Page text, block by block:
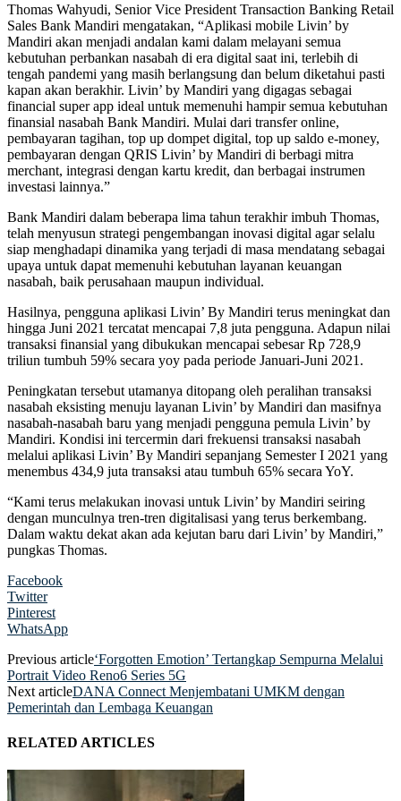
Thomas Wahyudi, Senior Vice President Transaction Banking Retail
Sales Bank Mandiri mengatakan, “Aplikasi mobile Livin’ by
Mandiri akan menjadi andalan kami dalam melayani semua
kebutuhan perbankan nasabah di era digital saat ini, terlebih di
tengah pandemi yang masih berlangsung dan belum diketahui pasti
kapan akan berakhir. Livin’ by Mandiri yang digagas sebagai
financial super app ideal untuk memenuhi hampir semua kebutuhan
finansial nasabah Bank Mandiri. Mulai dari transfer online,
pembayaran tagihan, top up dompet digital, top up saldo e-money,
pembayaran dengan QRIS Livin’ by Mandiri di berbagi mitra
merchant, integrasi dengan kartu kredit, dan berbagai instrumen
investasi lainnya.”
Bank Mandiri dalam beberapa lima tahun terakhir imbuh Thomas,
telah menyusun strategi pengembangan inovasi digital agar selalu
siap menghadapi dinamika yang terjadi di masa mendatang sebagai
upaya untuk dapat memenuhi kebutuhan layanan keuangan
nasabah, baik perusahaan maupun individual.
Hasilnya, pengguna aplikasi Livin’ By Mandiri terus meningkat dan
hingga Juni 2021 tercatat mencapai 7,8 juta pengguna. Adapun nilai
transaksi finansial yang dibukukan mencapai sebesar Rp 728,9
triliun tumbuh 59% secara yoy pada periode Januari-Juni 2021.
Peningkatan tersebut utamanya ditopang oleh peralihan transaksi
nasabah eksisting menuju layanan Livin’ by Mandiri dan masifnya
nasabah-nasabah baru yang menjadi pengguna pemula Livin’ by
Mandiri. Kondisi ini tercermin dari frekuensi transaksi nasabah
melalui aplikasi Livin’ By Mandiri sepanjang Semester I 2021 yang
menembus 434,9 juta transaksi atau tumbuh 65% secara YoY.
“Kami terus melakukan inovasi untuk Livin’ by Mandiri seiring
dengan munculnya tren-tren digitalisasi yang terus berkembang.
Dalam waktu dekat akan ada kejutan baru dari Livin’ by Mandiri,”
pungkas Thomas.
Facebook
Twitter
Pinterest
WhatsApp
Previous article‘Forgotten Emotion’ Tertangkap Sempurna Melalui
Portrait Video Reno6 Series 5G
Next articleDANA Connect Menjembatani UMKM dengan
Pemerintah dan Lembaga Keuangan
RELATED ARTICLES